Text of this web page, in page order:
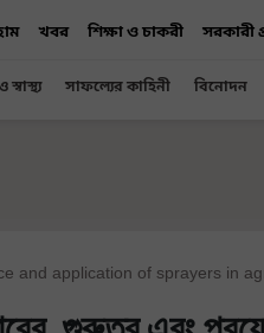
খবর শিক্ষা ও চাকরী সরকারী
সাফল্যের কাহিনী বিনোদন
and application of sprayers in